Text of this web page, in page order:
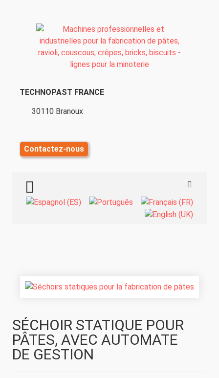
TECHNOPAST FRANCE
30110 Branoux
Contactez-nous
TOGGLE MENU
SÉCHOIR STATIQUE POUR
PÂTES, AVEC AUTOMATE
DE GESTION